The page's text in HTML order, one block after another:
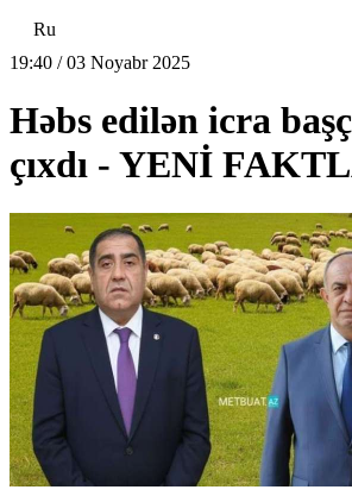
Ru
19:40 / 03 Noyabr 2025
Həbs edilən icra
çıxdı - YENİ